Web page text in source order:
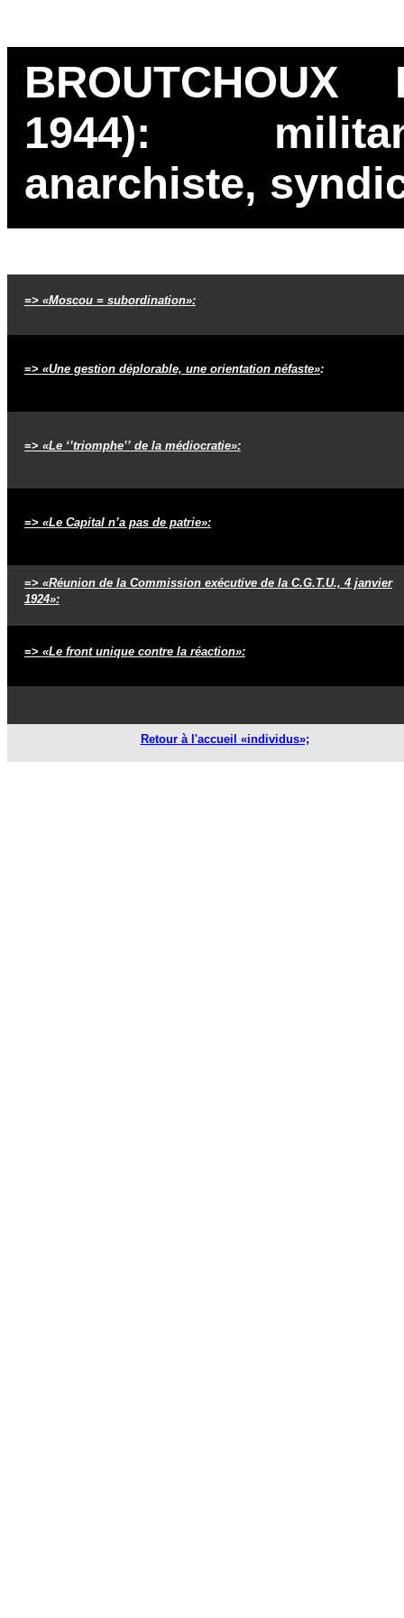
1944):
anarchiste,
=> «Moscou = subordination»:
=> «Une gestion déplorable, une orientation néfaste»:
=> «Le ‘’triomphe’’ de la médiocratie»:
=> «Le Capital n’a pas de patrie»:
=> «Réunion de la Commission exécutive de la C.G.T.U., 4 janvier
1924»:
=> «Le front unique contre la réaction»:
Retour à l'accueil «individus»;